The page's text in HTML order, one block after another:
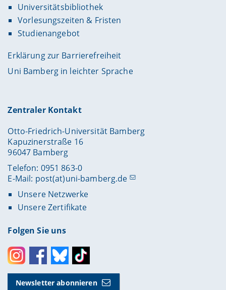
Universitätsbibliothek
Vorlesungszeiten & Fristen
Studienangebot
Erklärung zur Barrierefreiheit
Uni Bamberg in leichter Sprache
Zentraler Kontakt
Otto-Friedrich-Universität Bamberg
Kapuzinerstraße 16
96047 Bamberg
Telefon: 0951 863-0
E-Mail: post(at)uni-bamberg.de
Unsere Netzwerke
Unsere Zertifikate
Folgen Sie uns
InstagramFacebookBlueskyToktok
Newsletter abonnieren